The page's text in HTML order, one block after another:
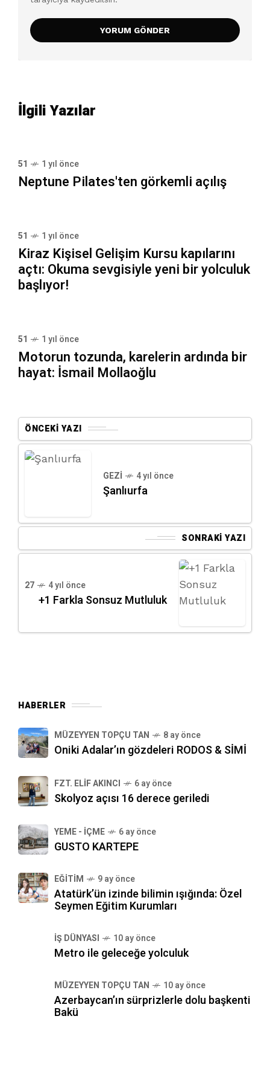
İlgili Yazılar
51 1 yıl önce
Neptune Pilates'ten görkemli açılış
51 1 yıl önce
Kiraz Kişisel Gelişim Kursu kapılarını
açtı: Okuma sevgisiyle yeni bir yolculuk
başlıyor!
51 1 yıl önce
Motorun tozunda, karelerin ardında bir
hayat: İsmail Mollaoğlu
ÖNCEKI YAZI
GEZI 4 yıl önce
Şanlıurfa
SONRAKI YAZI
27 4 yıl önce
+1 Farkla Sonsuz Mutluluk
HABERLER
MÜZEYYEN TOPÇU TAN 8 ay önce
Oniki Adalar’ın gözdeleri RODOS & SİMİ
FZT. ELIF AKINCI 6 ay önce
Skolyoz açısı 16 derece geriledi
YEME - İÇME 6 ay önce
GUSTO KARTEPE
EĞITIM 9 ay önce
Atatürk’ün izinde bilimin ışığında: Özel
Seymen Eğitim Kurumları
İŞ DÜNYASI 10 ay önce
Metro ile geleceğe yolculuk
MÜZEYYEN TOPÇU TAN 10 ay önce
Azerbaycan’ın sürprizlerle dolu başkenti
Bakü